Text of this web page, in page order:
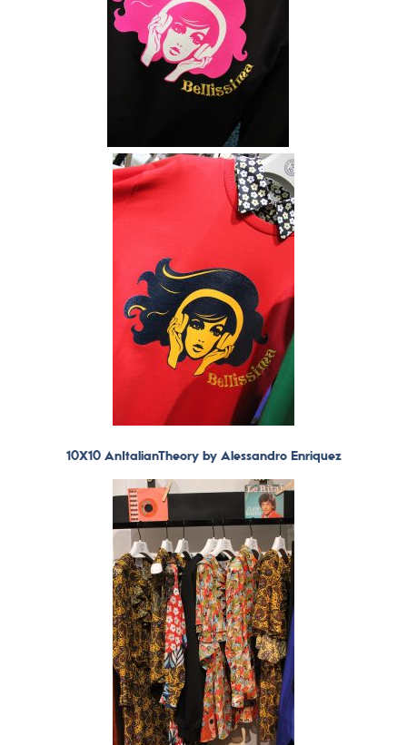
10X10 AnItalianTheory by Alessandro Enriquez